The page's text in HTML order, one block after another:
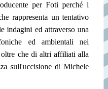
per Foti perché i
rappresenta un tentativo
indagini ed attraverso una
ed ambientali nei
che di altri affiliati alla
sull'uccisione di Michele